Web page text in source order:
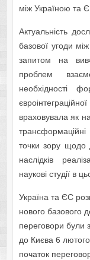
між Україною та
Актуальність
базової угоди
запитом на
проблем
необхідності
враховувала як
точки зору щодо
наслідків
наукові студії в
Україна та ЄС
нового базового
переговори були
до Києва 6
початок